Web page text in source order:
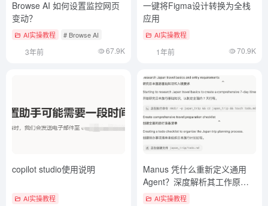
Browse AI 如何设置监控网页
变动？
AI实操教程 # Browse AI
3年前 67.9K
一键将Figma设计转换为全栈
应用
AI实操教程
1年前 70.9K
copilot studio使用说明
AI实操教程
Manus 凭什么重新定义通用
Agent？深度解析其工作原理
与交互设计
AI实操教程